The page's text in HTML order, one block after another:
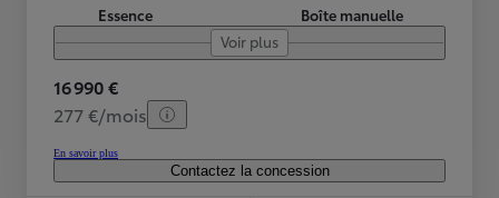
Essence
Boîte manuelle
Voir plus
16 990 €
277 €/mois
En savoir plus
Contactez la concession